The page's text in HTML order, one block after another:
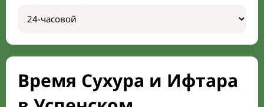
Время Сухура и Ифтара